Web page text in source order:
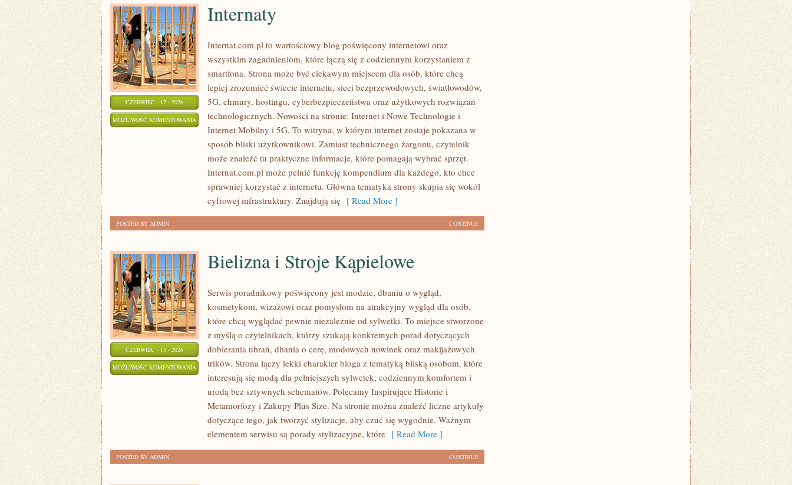
CZERWIEC - 17 - 2026
MOŻLIWOŚĆ KOMENTOWANIA INTERNATY
Internaty
Internat.com.pl to wartościowy blog poświęcony internetowi oraz
wszystkim zagadnieniom, które łączą się z codziennym korzystaniem z
smartfona. Strona może być ciekawym miejscem dla osób, które chcą
lepiej zrozumieć świecie internetu, sieci bezprzewodowych, światłowodów,
5G, chmury, hostingu, cyberbezpieczeństwa oraz użytkowych rozwiązań
technologicznych. Nowości na stronie: Internet i Nowe Technologie i
Internet Mobilny i 5G. To witryna, w którym internet zostaje pokazana w
sposób bliski użytkownikowi. Zamiast technicznego żargonu, czytelnik
może znaleźć tu praktyczne informacje, które pomagają wybrać sprzęt.
Internat.com.pl może pełnić funkcję kompendium dla każdego, kto chce
sprawniej korzystać z internetu. Główna tematyka strony skupia się wokół
cyfrowej infrastruktury. Znajdują się [ Read More ]
CONTINUE
POSTED BY ADMIN
CZERWIEC - 15 - 2026
MOŻLIWOŚĆ KOMENTOWANIA BIELIZNA
STROJE
KĄPIELOWE
Bielizna i Stroje Kąpielowe
Serwis poradnikowy poświęcony jest modzie, dbaniu o wygląd,
kosmetykom, wizażowi oraz pomysłom na atrakcyjny wygląd dla osób,
które chcą wyglądać pewnie niezależnie od sylwetki. To miejsce stworzone
z myślą o czytelnikach, którzy szukają konkretnych porad dotyczących
dobierania ubrań, dbania o cerę, modowych nowinek oraz makijażowych
trików. Strona łączy lekki charakter bloga z tematyką bliską osobom, które
interesują się modą dla pełniejszych sylwetek, codziennym komfortem i
urodą bez sztywnych schematów. Polecamy Inspirujące Historie i
Metamorfozy i Zakupy Plus Size. Na stronie można znaleźć liczne artykuły
dotyczące tego, jak tworzyć stylizacje, aby czuć się wygodnie. Ważnym
elementem serwisu są porady stylizacyjne, które [ Read More ]
CONTINUE
POSTED BY ADMIN